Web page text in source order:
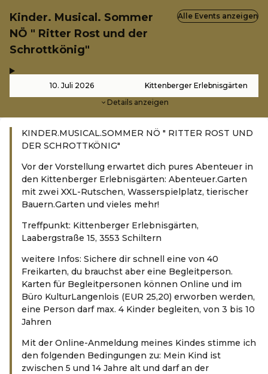
Kinder. Musical. Sommer
NÖ " Ritter Rost und der
Schrottkönig"
10. Juli 2026 Kittenberger Erlebnisgärten
Details anzeigen
Alle Events anzeigen
KINDER.MUSICAL.SOMMER NÖ " RITTER ROST UND
DER SCHROTTKÖNIG"
Vor der Vorstellung erwartet dich pures Abenteuer in
den Kittenberger Erlebnisgärten: Abenteuer.Garten
mit zwei XXL-Rutschen, Wasserspielplatz, tierischer
Bauern.Garten und vieles mehr!
Treffpunkt: Kittenberger Erlebnisgärten,
Laabergstraße 15, 3553 Schiltern
weitere Infos: Sichere dir schnell eine von 40
Freikarten, du brauchst aber eine Begleitperson.
Karten für Begleitpersonen können Online und im
Büro KulturLangenlois (EUR 25,20) erworben werden,
eine Person darf max. 4 Kinder begleiten, von 3 bis 10
Jahren
Mit der Online-Anmeldung meines Kindes stimme ich
den folgenden Bedingungen zu: Mein Kind ist
zwischen 5 und 14 Jahre alt und darf an der